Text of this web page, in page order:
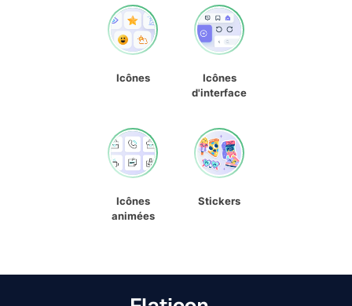
Icônes
Icônes
d'interface
Icônes
animées
Stickers